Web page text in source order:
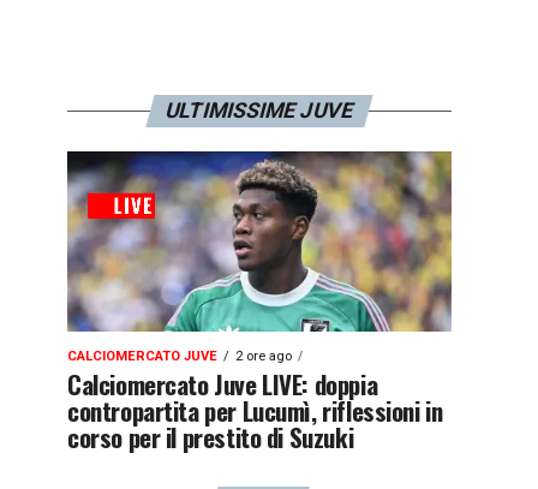
ULTIMISSIME JUVE
CALCIOMERCATO JUVE 2 ore ago
Calciomercato Juve LIVE: doppia
contropartita per Lucumì, riflessioni in
corso per il prestito di Suzuki